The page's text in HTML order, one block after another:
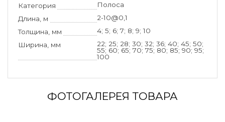
Категория
Полоса
Длина, м
2-10@0,1
Толщина, мм
4; 5; 6; 7; 8; 9; 10
Ширина, мм
22; 25; 28; 30; 32; 36; 40; 45; 50;
55; 60; 65; 70; 75; 80; 85; 90; 95;
100
ФОТОГАЛЕРЕЯ ТОВАРА